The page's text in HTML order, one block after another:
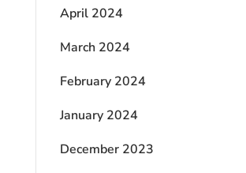
April 2024
March 2024
February 2024
January 2024
December 2023